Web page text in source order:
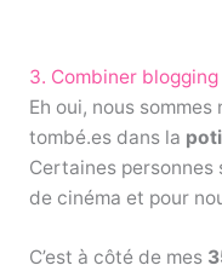
3. Combiner
Eh oui, nous
tombé.es dans la
Certaines personnes
de cinéma et pour
C’est à côté de mes